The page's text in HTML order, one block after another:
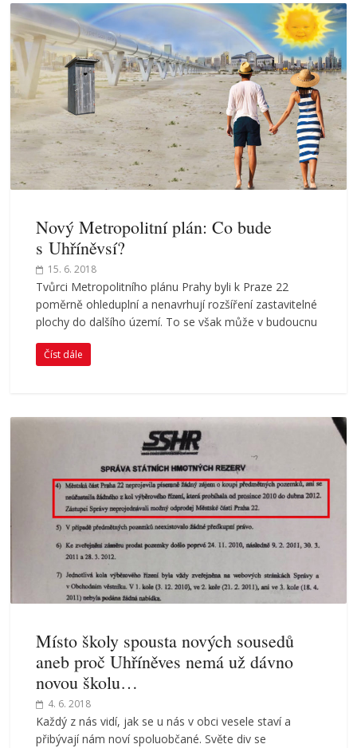
Nový Metropolitní plán: Co bude
s Uhříněvsí?
15. 6. 2018
Tvůrci Metropolitního plánu Prahy byli k Praze 22
poměrně ohleduplní a nenavrhují rozšíření zastavitelné
plochy do dalšího území. To se však může v budoucnu
Číst dále
Místo školy spousta nových sousedů
aneb proč Uhříněves nemá už dávno
novou školu…
4. 6. 2018
Každý z nás vidí, jak se u nás v obci vesele staví a
přibývají nám noví spoluobčané. Světe div se